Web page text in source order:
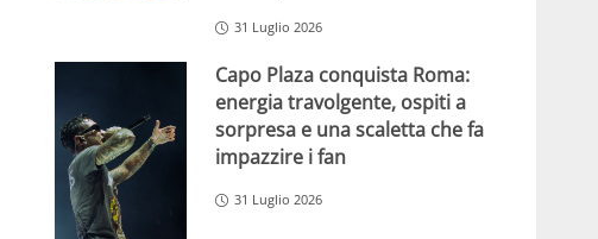
31 Luglio 2026
Capo Plaza conquista Roma:
energia travolgente, ospiti a
sorpresa e una scaletta che fa
impazzire i fan
31 Luglio 2026